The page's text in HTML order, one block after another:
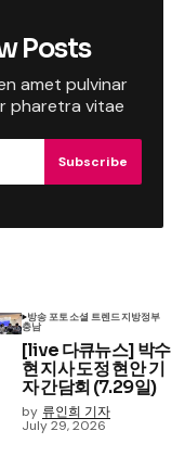
Posts
amet pulvinar
pharetra vitae
Subscribe
방송 포토소셜 트렌드지방정부
충남
[live 다큐뉴스] 박수
현 지사 도정 현안 기
자 간담회 (7.29일)
by 류인희 기자
July 29, 2026